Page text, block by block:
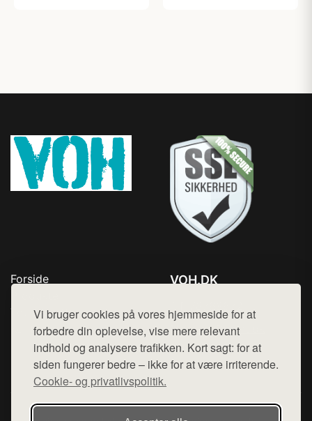
Vi bruger cookies på vores hjemmeside for at
forbedre din oplevelse, vise mere relevant
indhold og analysere trafikken. Kort sagt: for at
siden fungerer bedre – ikke for at være irriterende.
Cookie- og privatlivspolitik.
Forside
Top Rabatter
Kontakt
VOH.DK
Mail: hej@want.dk
Cookie- og privatlivspolitik